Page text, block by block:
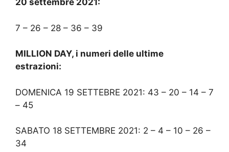
20 settembre 2021:
7 – 26 – 28 – 36 – 39
MILLION DAY, i numeri delle ultime
estrazioni:
DOMENICA 19 SETTEBRE 2021: 43 – 20 – 14 – 7
– 45
SABATO 18 SETTEMBRE 2021: 2 – 4 – 10 – 26 –
34